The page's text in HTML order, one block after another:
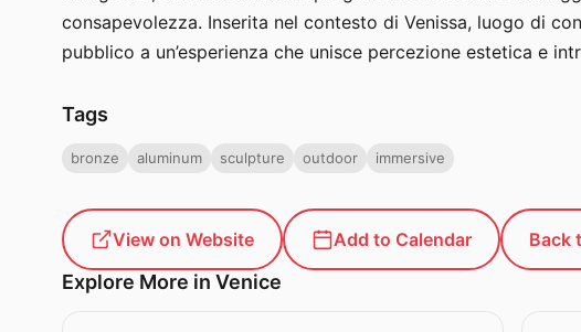
consapevolezza. Inserita nel contesto di Venissa, luogo di
pubblico a un’esperienza che unisce percezione estetica e
Tags
bronze aluminum sculpture outdoor immersive
View on Website Add to Calendar Back
Explore More in Venice